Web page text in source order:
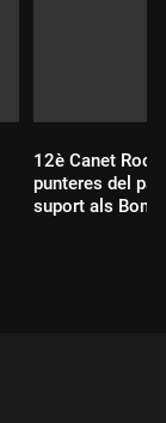
12è Canet
punteres del
suport als